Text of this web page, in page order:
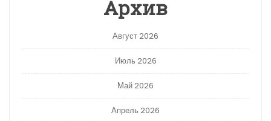
Архив
Август 2026
Июль 2026
Май 2026
Апрель 2026